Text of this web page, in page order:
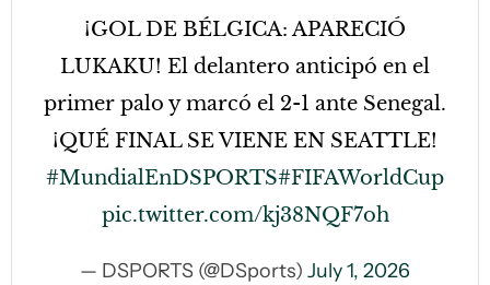
¡GOL DE BÉLGICA: APARECIÓ
LUKAKU! El delantero anticipó en el
primer palo y marcó el 2-1 ante Senegal.
¡QUÉ FINAL SE VIENE EN SEATTLE!
#MundialEnDSPORTS#FIFAWorldCup
pic.twitter.com/kj38NQF7oh
— DSPORTS (@DSports) July 1, 2026